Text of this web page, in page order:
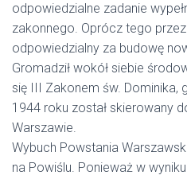
odpowiedzialne zadanie
zakonnego. Oprócz tego
odpowiedzialny za budowę
Gromadził wokół siebie
się III Zakonem św. Dominika,
1944 roku został skierowany
Warszawie.
Wybuch Powstania
na Powiślu. Ponieważ w